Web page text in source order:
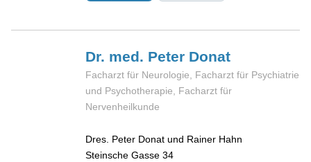
Dr. med. Peter Donat
Facharzt für Neurologie, Facharzt für Psychiatrie
und Psychotherapie, Facharzt für
Nervenheilkunde
Dres. Peter Donat und Rainer Hahn
Steinsche Gasse 34